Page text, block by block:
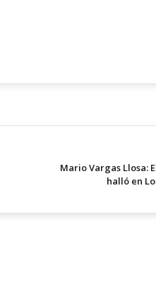
Mario Vargas Llosa:
halló en